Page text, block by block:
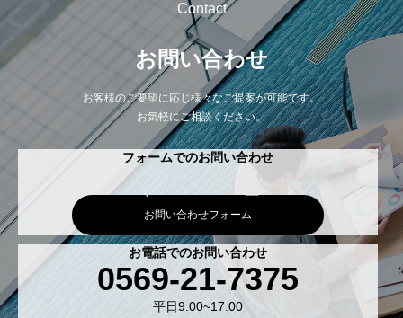
Contact
お問い合わせ
お客様のご要望に応じ様々なご提案が可能です。
お気軽にご相談ください。
フォームでのお問い合わせ
お問い合わせフォーム
お電話でのお問い合わせ
0569-21-7375
平日9:00~17:00